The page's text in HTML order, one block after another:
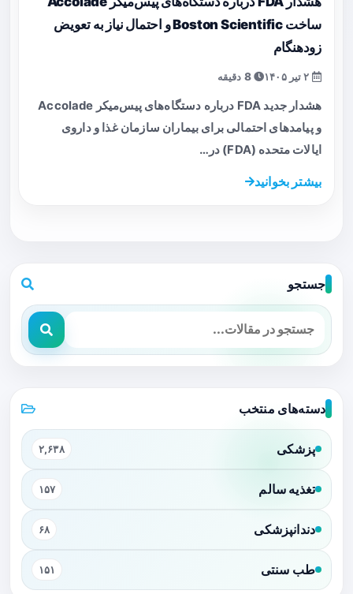
ساخت Boston Scientific و احتمال نیاز به تعویض
زودهنگام
8 دقیقه
هشدار جدید FDA درباره دستگاه‌های پیس‌میکر Accolade
و پیامدهای احتمالی برای بیماران سازمان غذا و داروی
ایالات متحده (FDA) در…
بیشتر بخوانید
جستجو
دسته‌های منتخب
پزشکی ۲,۶۳۸
تغذیه سالم ۱۵۷
دندانپزشکی ۶۸
طب سنتی ۱۵۱